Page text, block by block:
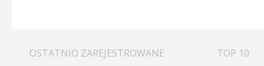
OSTATNIO ZAREJESTROWANE TOP 10